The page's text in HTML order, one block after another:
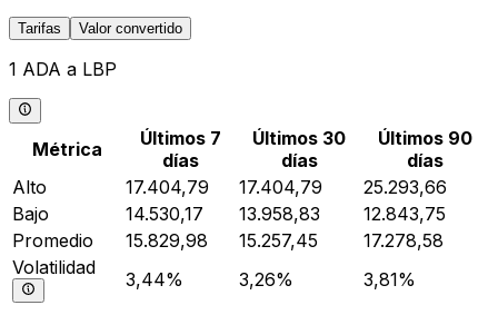
Tarifas Valor convertido
1 ADA a LBP
Métrica
Últimos 7
días
Últimos 30
días
Últimos 90
días
Alto
17.404,79 17.404,79
25.293,66
Bajo
14.530,17 13.958,83
12.843,75
Promedio
15.829,98 15.257,45
17.278,58
Volatilidad
3,44% 3,26% 3,81%